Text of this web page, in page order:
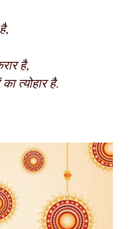
है,
त्योहार है.